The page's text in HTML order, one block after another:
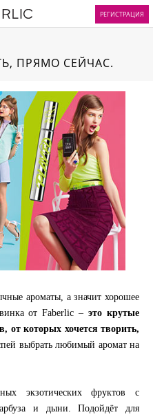
РЕГИСТРАЦИЯ
ПРЯМО СЕЙЧАС.
ароматы, а значит хорошее
от Faberlic –это крутые
от которых хочется творить,
выбрать любимый аромат на
экзотических фруктов с
и дыни. Подойдёт для